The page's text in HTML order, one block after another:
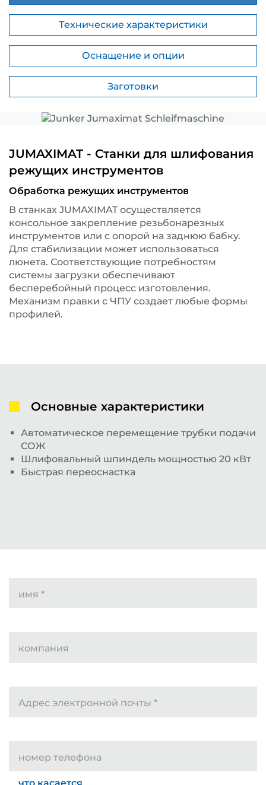
Технические характеристики
Оснащение и опции
Заготовки
JUMAXIMAT - Станки для шлифования
режущих инструментов
Обработка режущих инструментов
В станках JUMAXIMAT осуществляется
консольное закрепление резьбонарезных
инструментов или с опорой на заднюю бабку.
Для стабилизации может использоваться
люнета. Соответствующие потребностям
системы загрузки обеспечивают
бесперебойный процесс изготовления.
Механизм правки с ЧПУ создает любые формы
профилей.
Основные характеристики
Автоматическое перемещение трубки подачи
СОЖ
Шлифовальный шпиндель мощностью 20 кВт
Быстрая переоснастка
имя *
компания
Адрес электронной почты *
номер телефона